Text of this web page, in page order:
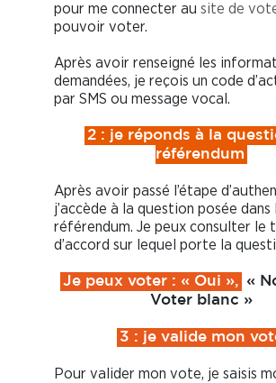
pour me connecter au site de
pouvoir voter.
Après avoir renseigné les
demandées, je reçois un code
par SMS ou message vocal.
2 : je réponds à la
référendum
Après avoir passé l’étape
j’accède à la question posée dans
référendum. Je peux consulter le
d’accord sur lequel porte la
Je peux voter : « Oui », «
Voter blanc »
3 : je valide mon
Pour valider mon vote, je saisis